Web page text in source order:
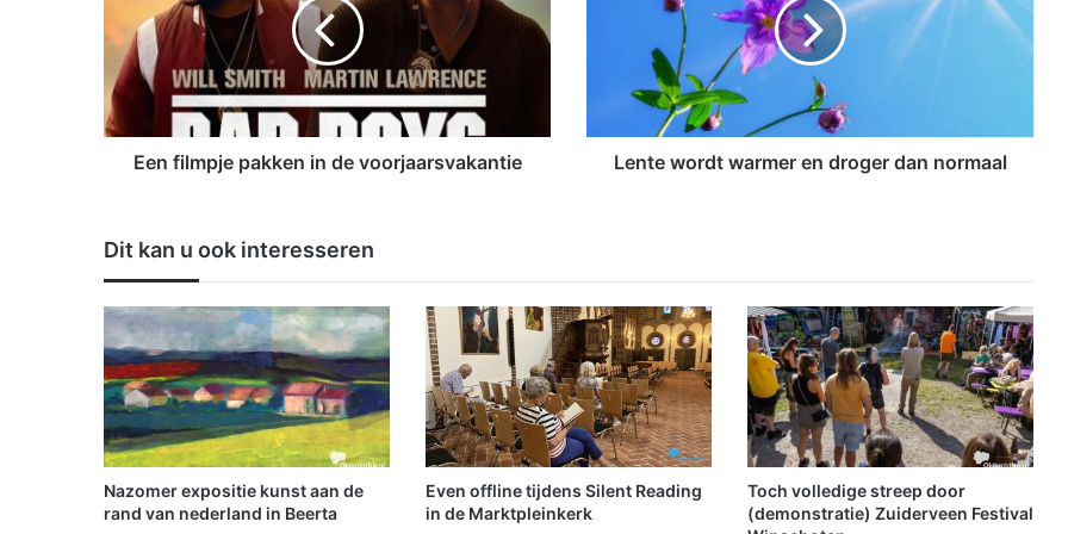
i
m
p
j
k
e
n
i
n
d
e
v
o
o
r
Een filmpje pakken in de voorjaarsvakantie
d
e
r
e
n
d
r
o
g
e
r
Lente wordt warmer en droger dan normaal
Dit kan u ook interesseren
Nazomer expositie kunst aan de
rand van nederland in Beerta
Even offline tijdens Silent Reading
in de Marktpleinkerk
Toch volledige streep door
(demonstratie) Zuiderveen Festival